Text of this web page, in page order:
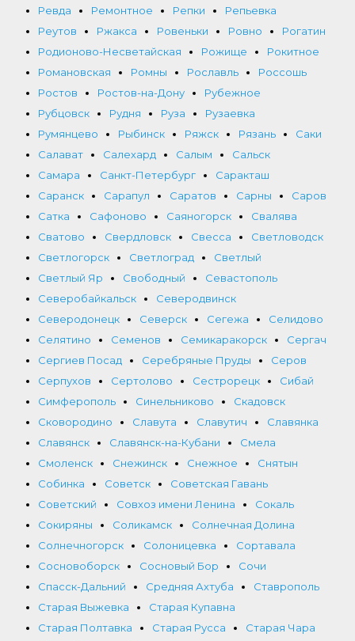
Ревда Ремонтное Репки
Репьевка
Реутов
Ржакса Ровеньки Ровно
Рогатин
Родионово-Несветайская
Рожище
Рокитное
Романовская
Ромны Рославль
Россошь
Ростов
Ростов-на-Дону
Рубежное
Рубцовск
Рудня Руза
Рузаевка
Румянцево
Рыбинск Ряжск Рязань
Саки
Салават
Салехард Салым
Сальск
Самара
Санкт-Петербург
Саракташ
Саранск
Сарапул Саратов Сарны
Саров
Сатка
Сафоново Саяногорск
Свалява
Сватово
Свердловск Свесса
Светловодск
Светлогорск
Светлоград
Светлый
Светлый Яр
Свободный
Севастополь
Северобайкальск
Северодвинск
Северодонецк
Северск Сегежа
Селидово
Селятино
Семенов Семикаракорск
Сергач
Сергиев Посад
Серебряные Пруды
Серов
Серпухов
Сертолово Сестрорецк
Сибай
Симферополь
Синельниково
Скадовск
Сковородино
Славута Славутич
Славянка
Славянск
Славянск-на-Кубани
Смела
Смоленск
Снежинск Снежное
Снятын
Собинка
Советск
Советская Гавань
Советский
Совхоз имени Ленина
Сокаль
Сокиряны
Соликамск
Солнечная Долина
Солнечногорск
Солоницевка
Сортавала
Сосновоборск
Сосновый Бор
Сочи
Спасск-Дальний
Средняя Ахтуба
Ставрополь
Старая Выжевка
Старая Купавна
Старая Полтавка
Старая Русса
Старая Чара